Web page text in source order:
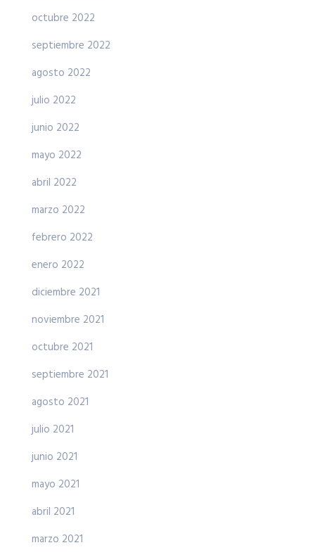
octubre 2022
septiembre 2022
agosto 2022
julio 2022
junio 2022
mayo 2022
abril 2022
marzo 2022
febrero 2022
enero 2022
diciembre 2021
noviembre 2021
octubre 2021
septiembre 2021
agosto 2021
julio 2021
junio 2021
mayo 2021
abril 2021
marzo 2021